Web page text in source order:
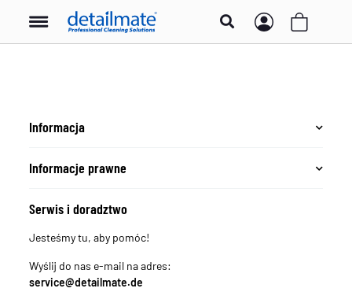
Informacja
Informacje prawne
Serwis i doradztwo
Jesteśmy tu, aby pomóc!
Wyślij do nas e-mail na adres:
service@detailmate.de